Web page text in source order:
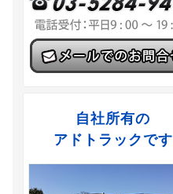
自社所有の
アドトラックです